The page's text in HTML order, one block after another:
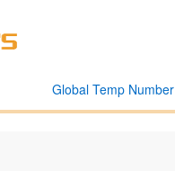
Global Temp Number